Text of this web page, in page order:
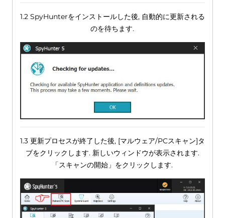
1.2 SpyHunterをインストールした後, 自動的に更新される
のを待ちます.
1.3 更新プロセスが終了した後, [マルウェア/PCスキャン]タ
ブをクリックします. 新しいウィンドウが表示されます.
「スキャンの開始」をクリックします.